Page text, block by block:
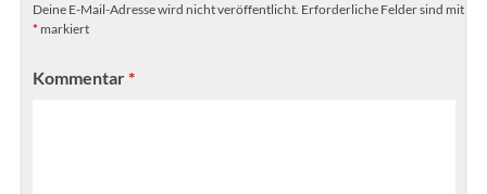
Deine E-Mail-Adresse wird nicht veröffentlicht. Erforderliche Felder sind mit
* markiert
Kommentar*